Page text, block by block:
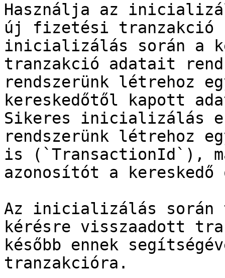
Használja az
új fizetési tranzakció
inicializálás során a
tranzakció adatait
rendszerünk létrehoz
kereskedőtől kapott
Sikeres inicializálás
rendszerünk létrehoz
is (`TransactionId`),
azonosítót a kereskedő
Az inicializálás
kérésre visszaadott
később ennek
tranzakcióra.